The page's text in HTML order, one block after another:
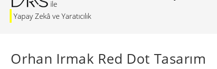
Yapay Zekâ ve Yaratıcılık
Orhan Irmak Red Dot Tasarım